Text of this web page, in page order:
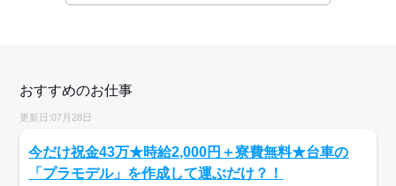
おすすめのお仕事
更新日:07月28日
今だけ祝金43万★時給2,000円＋寮費無料★台車の
「プラモデル」を作成して運ぶだけ？！